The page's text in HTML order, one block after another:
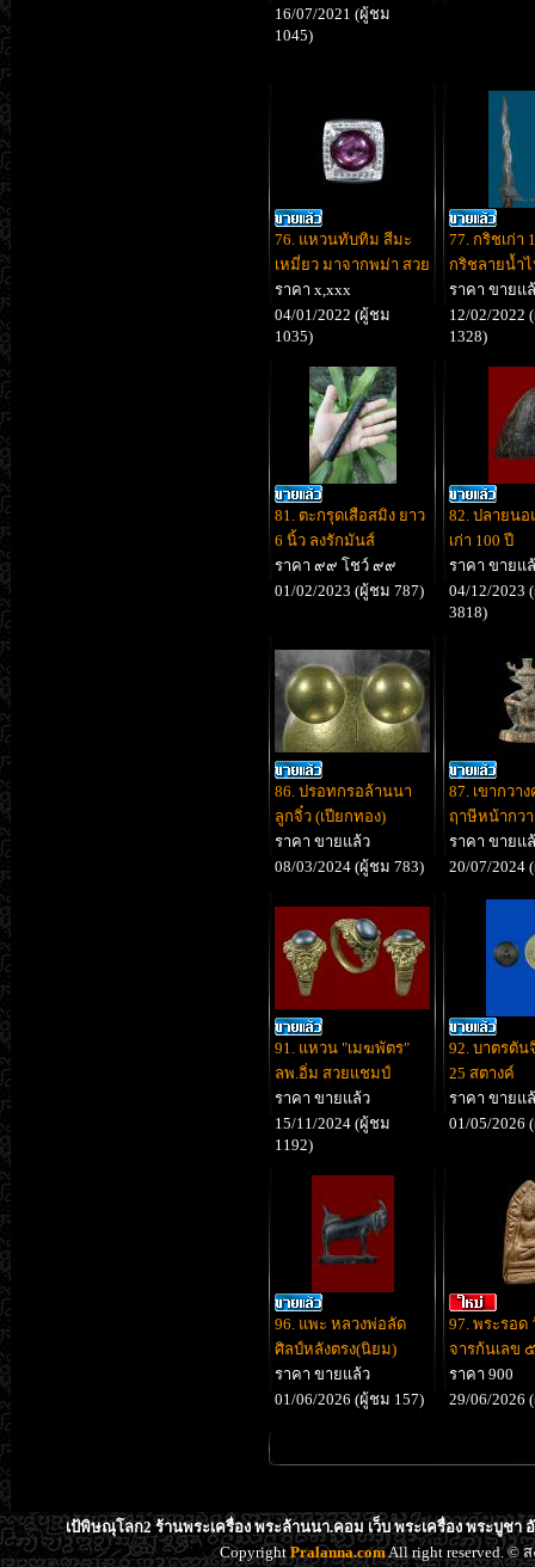
16/07/2021 (ผู้ชม
1045)
76. แหวนทับทิม สีมะ
เหมี่ยว มาจากพม่า สวย
ราคา x,xxx
04/01/2022 (ผู้ชม
1035)
77. กริชเก่า
กริชลายน้ำ
ราคา ขายแ
12/02/2022
1328)
81. ตะกรุดเสือสมิง ยาว
6 นิ้ว ลงรักมันส์
ราคา ๙๙ โชว์ ๙๙
01/02/2023 (ผู้ชม 787)
82. ปลายนอ
เก่า 100 ปี
ราคา ขายแ
04/12/2023
3818)
86. ปรอทกรอล้านนา
ลูกจิ๋ว (เปียกทอง)
ราคา ขายแล้ว
08/03/2024 (ผู้ชม 783)
87. เขากวา
ฤาษีหน้ากวา
ราคา ขายแ
20/07/2024
91. แหวน "เมฆพัตร"
ลพ.อิ่ม สวยแชมป์
ราคา ขายแล้ว
15/11/2024 (ผู้ชม
1192)
92. บาตรตัน
25 สตางค์
ราคา ขายแ
01/05/2026
96. แพะ หลวงพ่อลัด
ศิลป์หลังตรง(นิยม)
ราคา ขายแล้ว
01/06/2026 (ผู้ชม 157)
97. พระรอด
จารก้นเลข ๕
ราคา 900
29/06/2026
เป้พิษณุโลก2 ร้านพระเครื่อง พระล้านนา.คอม เว็บ พระเครื่อง พระบูช
CopyrightPralanna.comAll right reserved. ©